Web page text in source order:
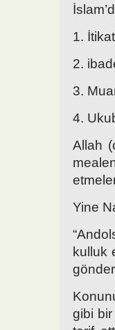
1.
2.
3.
4.
Allah
Yine
kulluk
gibi